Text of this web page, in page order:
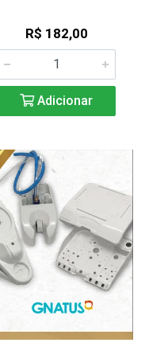
R$ 182,00
Adicionar